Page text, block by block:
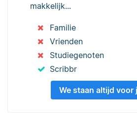
makkelijk...
Familie
Vrienden
Studiegenoten
Scribbr
We staan altijd voor